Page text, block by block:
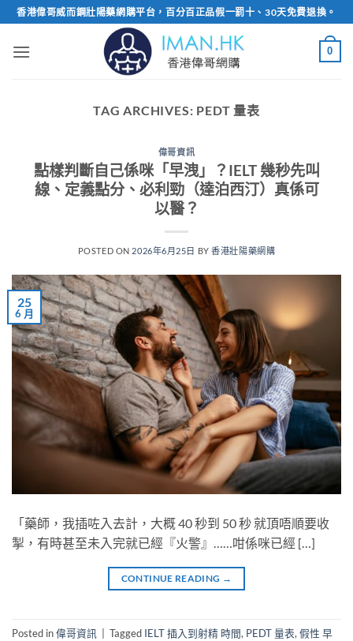
Skip
to
content
香港偉哥威而鋼壯陽藥網購平台，百分百正品假一罰十、30天免費退換。
0
TAG ARCHIVES: PEDT 量表
偉哥資訊
點樣判斷自己係咪「早洩」？IELT 幾秒先叫
線、定義點分、必利勁（達泊西汀）真係可
以醫？
POSTED ON 2026年6月25日 BY香港壯陽藥網購
25
6 月
「藥師，我插咗入去計，大概 40 秒到 50 秒​ 就頂唔順要收
掣，有時甚至未入完就已經『火警』……咁係咪已經 […]
CONTINUE READING →
Posted in偉哥資訊 Tagged IELT 插入到射精 時間, PEDT 量表, 假性 早